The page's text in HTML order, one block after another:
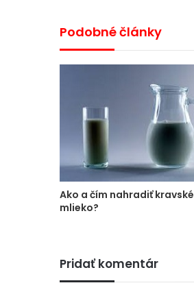
Podobné články
Ako a čím nahradiť kravské
mlieko?
Pridať komentár